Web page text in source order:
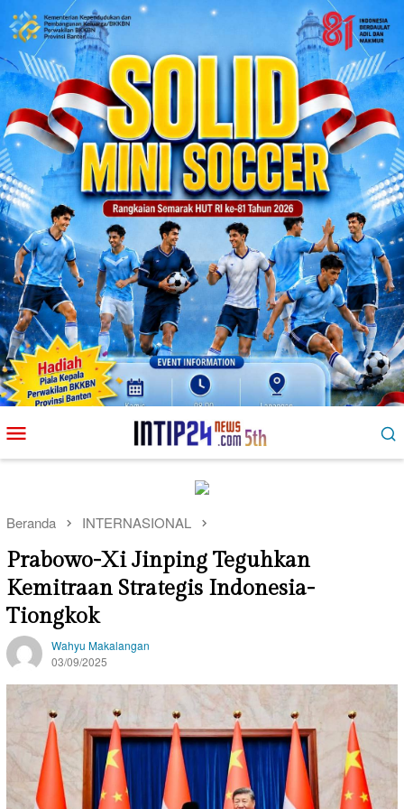
ke
kontenMobile
Beranda INTERNASIONAL
Prabowo-Xi Jinping Teguhkan
Kemitraan Strategis Indonesia-
Tiongkok
Wahyu Makalangan
03/09/2025